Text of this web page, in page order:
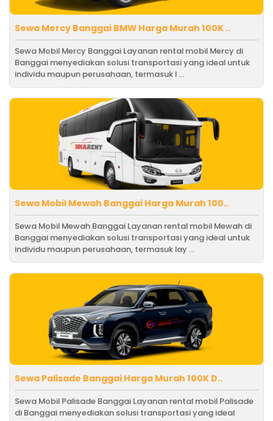
Sewa Mercy Banggai BMW Harga Murah 100K ..
Sewa Mobil Mercy Banggai Layanan rental mobil Mercy di
Banggai menyediakan solusi transportasi yang ideal untuk
individu maupun perusahaan, termasuk l ...
Sewa Mobil Mewah Banggai Harga Murah 100..
Sewa Mobil Mewah Banggai Layanan rental mobil Mewah di
Banggai menyediakan solusi transportasi yang ideal untuk
individu maupun perusahaan, termasuk lay ...
Sewa Palisade Banggai Harga Murah 100K D..
Sewa Mobil Palisade Banggai Layanan rental mobil Palisade
di Banggai menyediakan solusi transportasi yang ideal